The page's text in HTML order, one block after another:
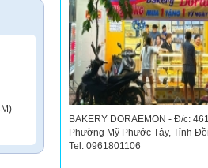
BAKERY DORAEMON - Đ/c:
Phường Mỹ Phước Tây, Tỉnh
Tel: 0961801106